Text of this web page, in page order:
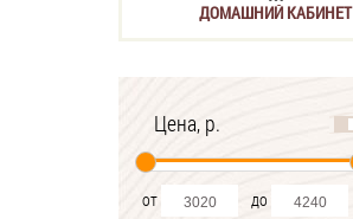
ДОМАШНИЙ КАБИНЕТ
Цена, р.
от
до